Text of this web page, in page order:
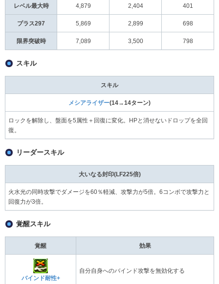
レベル最大時 4,879 2,404 401
プラス297 5,869 2,899 698
限界突破時 7,089 3,500 798
スキル
スキル
メシアライザー(14→14ターン)
ロックを解除し、盤面を5属性＋回復に変化。HPと消せないドロップを全回
復。
リーダースキル
大いなる封印(LF225倍)
火水光の同時攻撃でダメージを60％軽減、攻撃力が5倍。6コンボで攻撃力と
回復力が3倍。
覚醒スキル
覚醒 効果
バインド耐性+
自分自身へのバインド攻撃を無効化する